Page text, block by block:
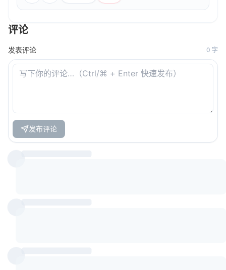
评论
发表评论 0 字
发布评论